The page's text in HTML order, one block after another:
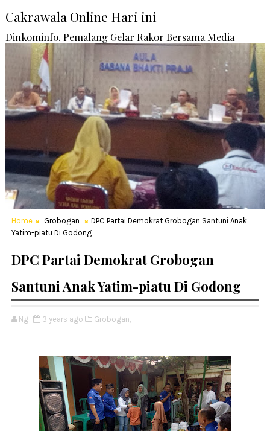
Cakrawala Online Hari ini
Dinkominfo. Pemalang Gelar Rakor Bersama Media
Home Grobogan
DPC Partai Demokrat Grobogan Santuni Anak
Yatim-piatu Di Godong
DPC Partai Demokrat Grobogan
Santuni Anak Yatim-piatu Di Godong
Ng 3 years ago Grobogan,